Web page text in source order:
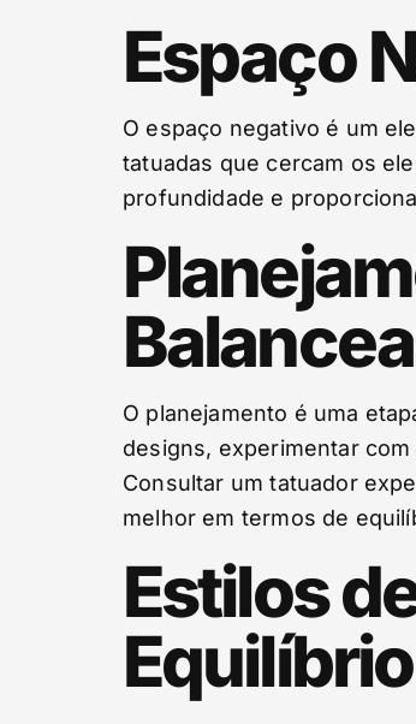
Espaço
O espaço negativo é um
tatuadas que cercam os
profundidade e
O planejamento é uma
designs, experimentar
Consultar um tatuador
melhor em termos de
Estilos
Equilíbrio